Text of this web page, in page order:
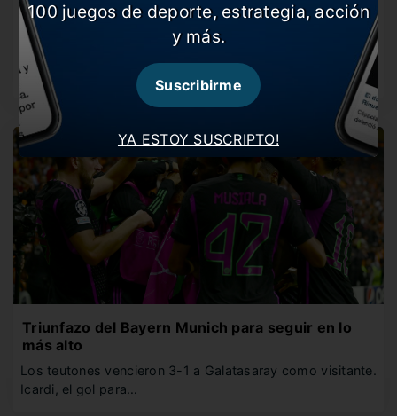
Real Madrid va a la carga por Alphonso Davies
El defensor todavía no renovó su contrato con el Bayern
Munich y…
Triunfazo del Bayern Munich para seguir en lo
más alto
Los teutones vencieron 3-1 a Galatasaray como visitante.
Icardi, el gol para…
YA ESTOY SUSCRIPTO!
100 juegos de deporte, estrategia, acción
y más.
Suscribirme